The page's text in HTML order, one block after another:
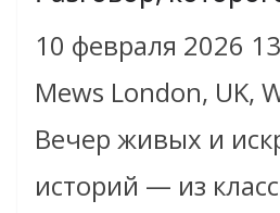
10 февраля 2026
Mews London, UK,
Вечер живых и
историй — из